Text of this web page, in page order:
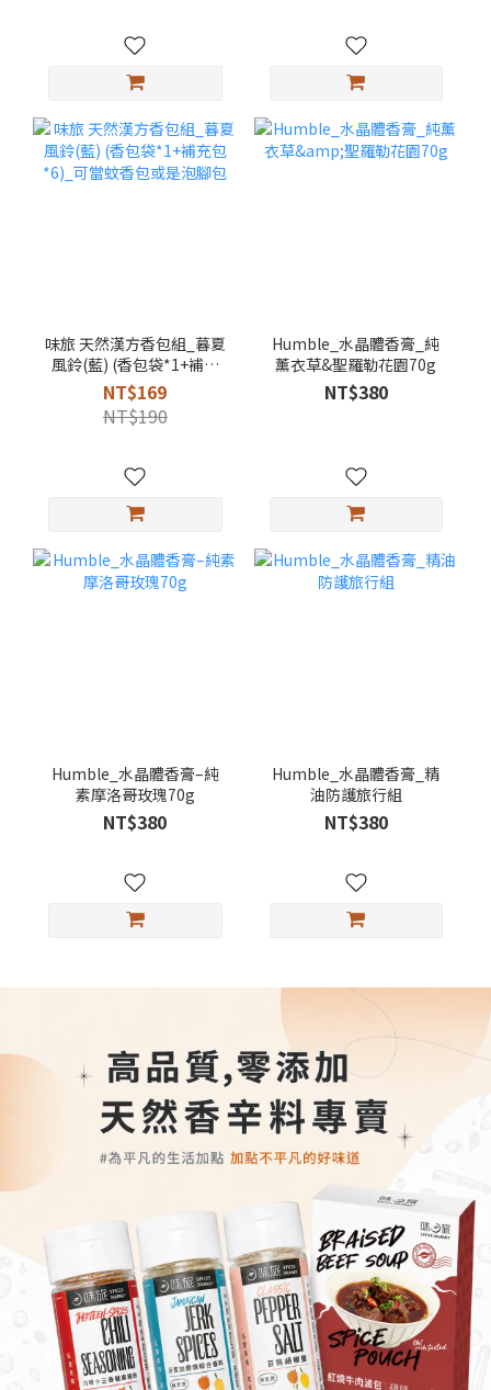
味旅 天然漢方香包組_暮夏
風鈴(藍) (香包袋*1+補充
包*6)_可當蚊香包或是泡
腳包
NT$169
NT$190
Humble_水晶體香膏_純
薰衣草&聖羅勒花園70g
NT$380
Humble_水晶體香膏–純
素摩洛哥玫瑰70g
NT$380
Humble_水晶體香膏_精
油防護旅行組
NT$380